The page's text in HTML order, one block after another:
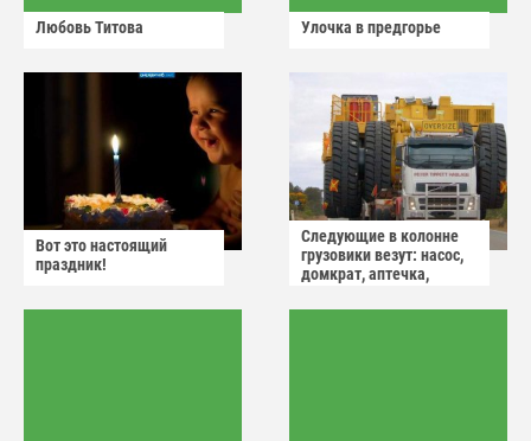
Любовь Титова Улочка в предгорье
Вот это настоящий
праздник!
Следующие в колонне
грузовики везут: насос,
домкрат, аптечка,